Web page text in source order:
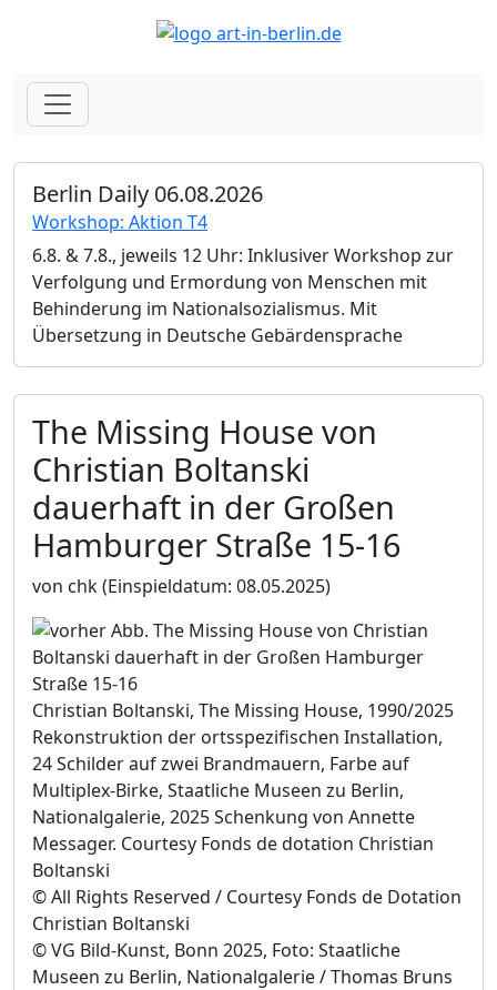
Berlin Daily 06.08.2026
Workshop: Aktion T4
6.8. & 7.8., jeweils 12 Uhr: Inklusiver Workshop zur
Verfolgung und Ermordung von Menschen mit
Behinderung im Nationalsozialismus. Mit
Übersetzung in Deutsche Gebärdensprache
The Missing House von
Christian Boltanski
dauerhaft in der Großen
Hamburger Straße 15-16
von chk(Einspieldatum: 08.05.2025)
Christian Boltanski, The Missing House, 1990/2025
Rekonstruktion der ortsspezifischen Installation,
24 Schilder auf zwei Brandmauern, Farbe auf
Multiplex-Birke, Staatliche Museen zu Berlin,
Nationalgalerie, 2025 Schenkung von Annette
Messager. Courtesy Fonds de dotation Christian
Boltanski
© All Rights Reserved / Courtesy Fonds de Dotation
Christian Boltanski
© VG Bild-Kunst, Bonn 2025, Foto: Staatliche
Museen zu Berlin, Nationalgalerie / Thomas Bruns